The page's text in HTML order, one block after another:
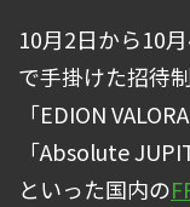
10月2日から10月
で手掛けた招待
「EDION
「Absolute
といった国内の